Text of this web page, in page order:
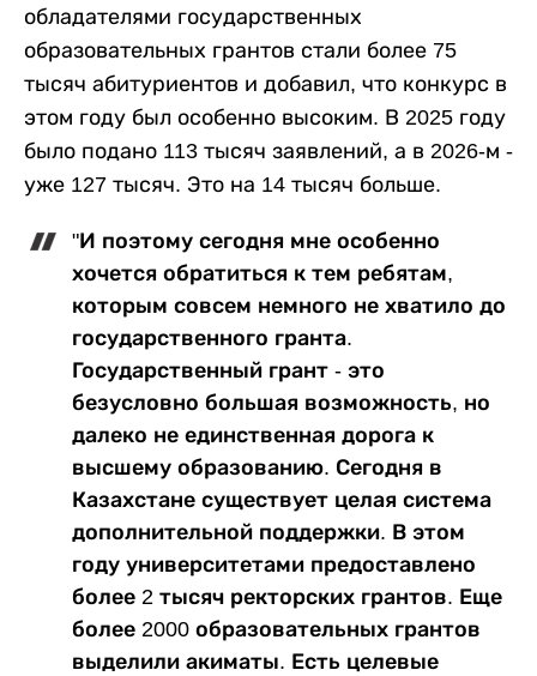
обладателями государственных
образовательных грантов стали более 75
тысяч абитуриентов и добавил, что конкурс в
этом году был особенно высоким. В 2025 году
было подано 113 тысяч заявлений, а в 2026-м -
уже 127 тысяч. Это на 14 тысяч больше.
"И поэтому сегодня мне особенно
хочется обратиться к тем ребятам,
которым совсем немного не хватило до
государственного гранта.
Государственный грант - это
безусловно большая возможность, но
далеко не единственная дорога к
высшему образованию. Сегодня в
Казахстане существует целая система
дополнительной поддержки. В этом
году университетами предоставлено
более 2 тысяч ректорских грантов. Еще
более 2000 образовательных грантов
выделили акиматы. Есть целевые